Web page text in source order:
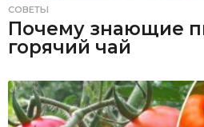
СОВЕТЫ
Почему знающие
горячий чай